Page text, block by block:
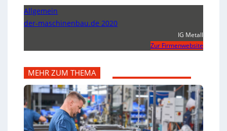
Allgemein
der-maschinenbau.de 2020
IG Metall
Zur Firmenwebsite
MEHR ZUM THEMA